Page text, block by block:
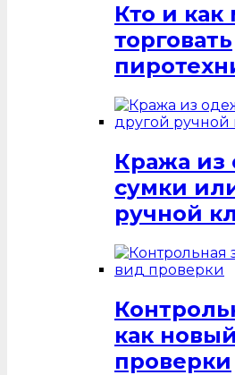
Кто и
торговать
Кража
сумки
ручной
как
проверки